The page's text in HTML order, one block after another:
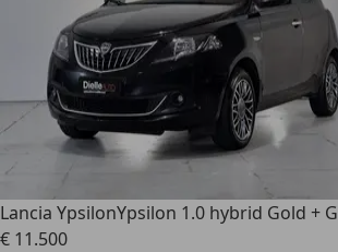
Lancia YpsilonYpsilon 1.0 hybrid Gold +
€ 11.500